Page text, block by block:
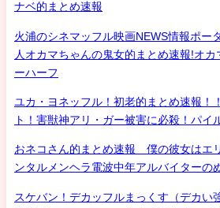
ナベ的まとめ速報
火浦のシネマッフル映画NEWS情報ポー
人オカマちゃんの鬼女的まとめ速報!オ
ーハーフ
ユカ・ヨネッフル！初老的まとめ速報！
ト！害獣神アリ・ガー被害に必殺！パイ
おネコさん的まとめ速報 僕の彼女はエ
ンタルメンヘラ電波中年アルバイターの
スケバン！デカッフルまっくす（デカい